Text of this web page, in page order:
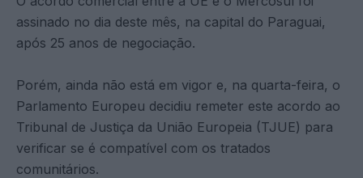
assinado no dia deste mês, na capital do Paraguai,
após 25 anos de negociação.
Porém, ainda não está em vigor e, na quarta-feira, o
Parlamento Europeu decidiu remeter este acordo ao
Tribunal de Justiça da União Europeia (TJUE) para
verificar se é compatível com os tratados
comunitários.